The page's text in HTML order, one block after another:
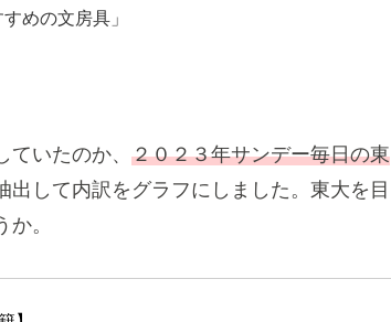
めの文房具」
いたのか、 ２０２３年サンデー毎日の東
出して内訳をグラフにしました。東大を目
。